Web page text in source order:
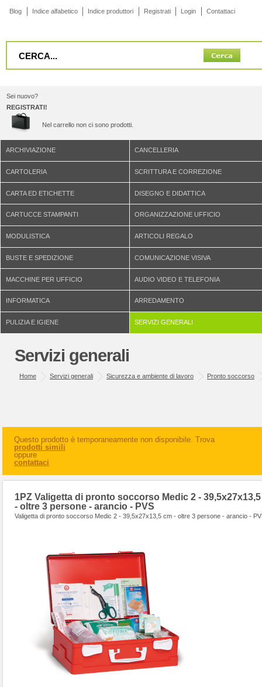
Blog Indice alfabetico Indice produttori Registrati Login Contattaci
Sei nuovo?
REGISTRATI!
Nel carrello non ci sono prodotti.
ARCHIVIAZIONE CANCELLERIA
CARTOLERIA SCRITTURA E CORREZIONE
CARTA ED ETICHETTE DISEGNO E DIDATTICA
CARTUCCE STAMPANTI ORGANIZZAZIONE UFFICIO
MODULISTICA ARTICOLI REGALO
BUSTE E SPEDIZIONE COMUNICAZIONE VISIVA
MACCHINE PER UFFICIO AUDIO VIDEO E TELEFONIA
INFORMATICA ARREDAMENTO
PULIZIA E IGIENE SERVIZI GENERALI
Servizi generali
Home Servizi generali Sicurezza e ambiente di lavoro Pronto soccorso
Questo prodotto è temporaneamente non disponibile. Trova
prodotti simili
oppure
contattaci
1PZ Valigetta di pronto soccorso Medic 2 -
- oltre 3 persone - arancio - PVS
Valigetta di pronto soccorso Medic 2 - 39,5x27x13,5 cm - oltre 3 persone - arancio -